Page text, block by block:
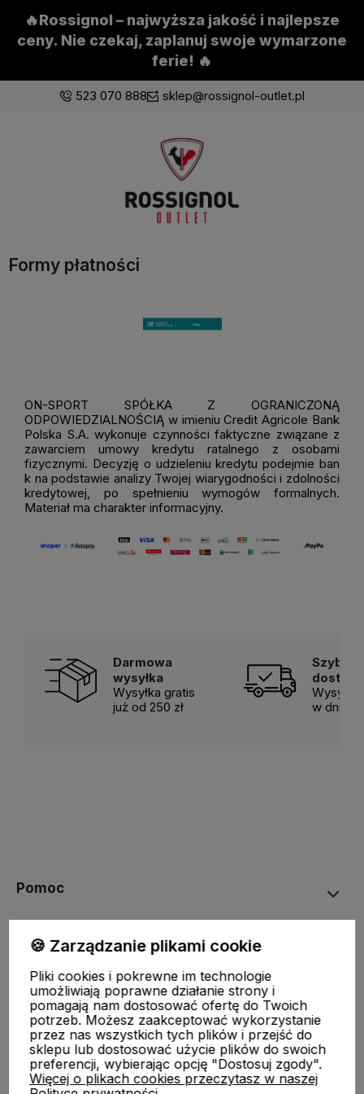
🔥Rossignol – najwyższa jakość i najlepsze
ceny. Nie czekaj, zaplanuj swoje wymarzone
ferie! 🔥
523 070 888 sklep@rossignol-outlet.pl
Zaloguj się
Załóż konto
Wybierz coś dla siebie z naszej aktualnej oferty lub
Formy płatności
ON-SPORT SPÓŁKA Z OGRANICZONĄ
ODPOWIEDZIALNOŚCIĄ w imieniu Credit Agricole Bank
Polska S.A. wykonuje czynności faktyczne związane z
zawarciem umowy kredytu ratalnego z osobami
fizycznymi. Decyzję o udzieleniu kredytu podejmie ban
k na podstawie analizy Twojej wiarygodności i zdolności
kredytowej, po spełnieniu wymogów formalnych.
Materiał ma charakter informacyjny.
Darmowa
wysyłka
Wysyłka gratis
już od 250 zł
Szybka
w dni
Pomoc
O nas
Moje konto
🍪 Zarządzanie plikami cookie
Pliki cookies i pokrewne im technologie
umożliwiają poprawne działanie strony i
pomagają nam dostosować ofertę do Twoich
potrzeb. Możesz zaakceptować wykorzystanie
przez nas wszystkich tych plików i przejść do
sklepu lub dostosować użycie plików do swoich
preferencji, wybierając opcję "Dostosuj zgody".
Więcej o plikach cookies przeczytasz w naszej